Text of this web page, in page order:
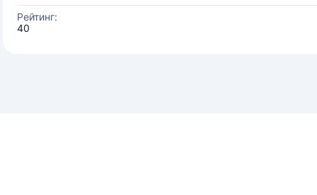
Рейтинг:
40